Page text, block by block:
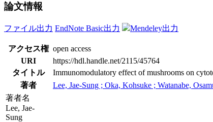
論文情報
ファイル出力 EndNote Basic出力 Mendeley出力
アクセス権 open access
URI
https://hdl.handle.net/2115/45764
タイトル
Immunomodulatory effect of mushrooms on
著者
Lee, Jae-Sung ; Oka, Kohsuke ; Watanabe,
著者名
Lee, Jae-
Sung